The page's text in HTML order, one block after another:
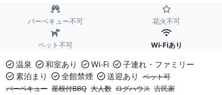
バーベキュー不可 花火不可
ペット不可 Wi-Fiあり
温泉 和室あり Wi-Fi
子連れ・ファミリー
素泊まり
全館禁煙 送迎あり
ペット可
バーベキュー 屋根付BBQ 大人数 ログハウス 古民家